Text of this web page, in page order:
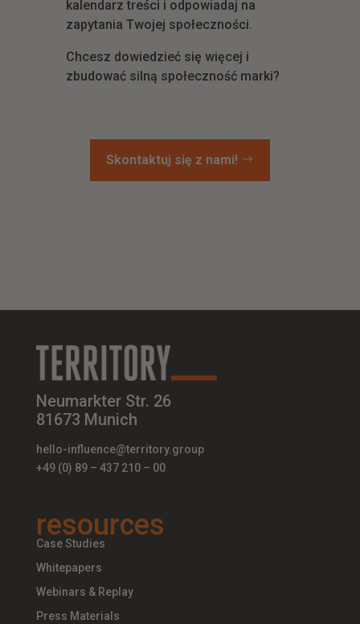
kalendarz treści i odpowiadaj na
zapytania Twojej społeczności.
Chcesz dowiedzieć się więcej i
zbudować silną społeczność marki?
Skontaktuj się z nami!
Neumarkter Str. 26
81673 Munich
hello-influence@territory.group
+49 (0) 89 – 437 210 – 00
resources
Case Studies
Whitepapers
Webinars & Replay
Press Materials